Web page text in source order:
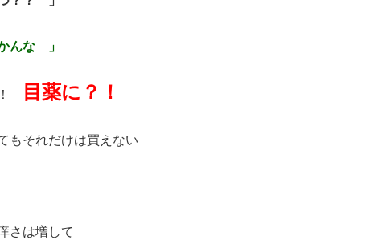
んな 」
！ 目薬に？！
もそれだけは買えない
さは増して